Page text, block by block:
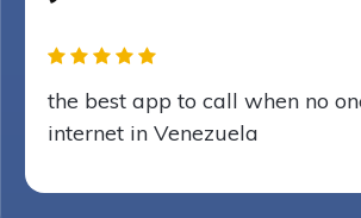
the best app to call when no
internet in Venezuela